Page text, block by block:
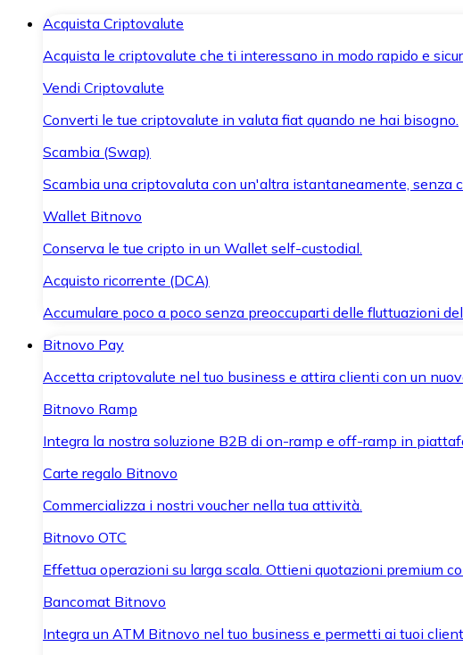
Acquista Criptovalute
Acquista le criptovalute che ti interessano in modo rapido e
Vendi Criptovalute
Converti le tue criptovalute in valuta fiat quando ne hai bisogno.
Scambia (Swap)
Scambia una criptovaluta con un'altra istantaneamente, senza
Wallet Bitnovo
Conserva le tue cripto in un Wallet self-custodial.
Acquisto ricorrente (DCA)
Accumulare poco a poco senza preoccuparti delle fluttuazioni
Bitnovo Pay
Accetta criptovalute nel tuo business e attira clienti con un
Bitnovo Ramp
Integra la nostra soluzione B2B di on-ramp e off-ramp in
Carte regalo Bitnovo
Commercializza i nostri voucher nella tua attività.
Bitnovo OTC
Effettua operazioni su larga scala. Ottieni quotazioni premium
Bancomat Bitnovo
Integra un ATM Bitnovo nel tuo business e permetti ai tuoi